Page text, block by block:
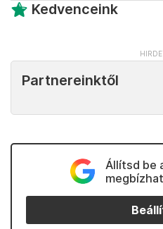
Kedvenceink
Partnereinktől
Állítsd be